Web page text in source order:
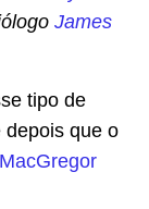
James
tipo de
depois que o